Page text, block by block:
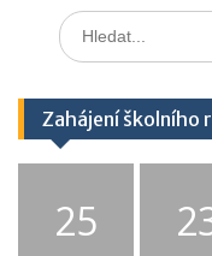
Search
for:
Zahájení školního
25